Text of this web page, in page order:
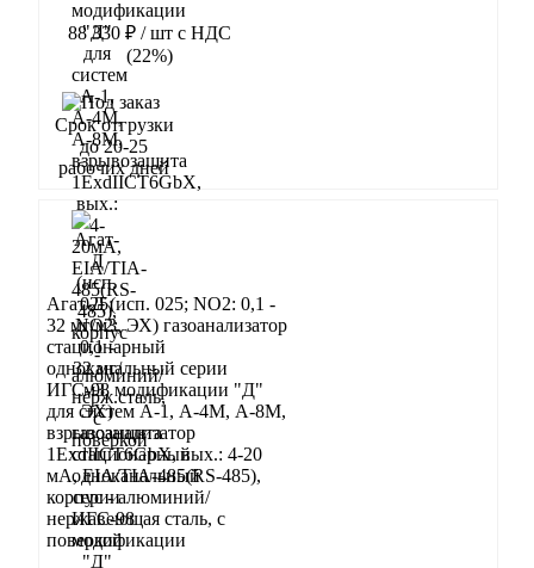
88 330 ₽ / шт с НДС
(22%)
Срок отгрузки
до 20-25
рабочих дней
Агат-Д (исп. 025; NO2: 0,1 -
32 мг/м3, ЭХ) газоанализатор
стационарный
одноканальный серии
ИГС-98 модификации "Д"
для систем А-1, А-4М, А-8М,
взрывозащита
1ExdIIСT6GbX, вых.: 4-20
мА, EIA/TIA-485(RS-485),
корпус - алюминий/
нержавеющая сталь, с
поверкой